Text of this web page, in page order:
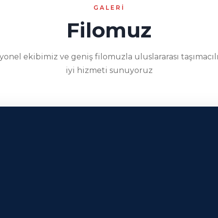
GALERI
Filomuz
ekibimiz ve geniş filomuzla uluslararası
iyi hizmeti sunuyoruz